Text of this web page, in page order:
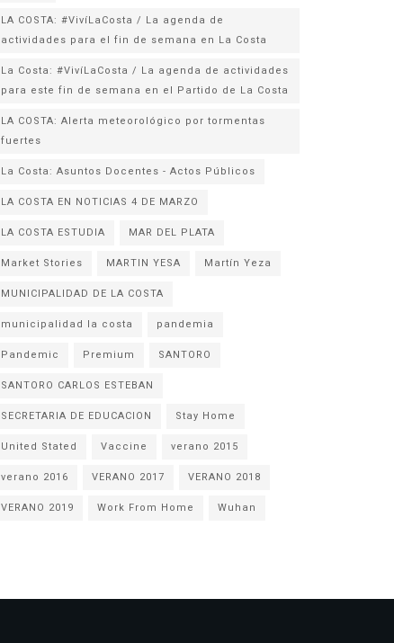
LA COSTA: #VivíLaCosta / La agenda de
actividades para el fin de semana en La Costa
La Costa: #VivíLaCosta / La agenda de actividades
para este fin de semana en el Partido de La Costa
LA COSTA: Alerta meteorológico por tormentas
fuertes
La Costa: Asuntos Docentes - Actos Públicos
LA COSTA EN NOTICIAS 4 DE MARZO
LA COSTA ESTUDIA
MAR DEL PLATA
Market Stories
MARTIN YESA
Martín Yeza
MUNICIPALIDAD DE LA COSTA
municipalidad la costa
pandemia
Pandemic
Premium
SANTORO
SANTORO CARLOS ESTEBAN
SECRETARIA DE EDUCACION
Stay Home
United Stated
Vaccine
verano 2015
verano 2016
VERANO 2017
VERANO 2018
VERANO 2019
Work From Home Wuhan